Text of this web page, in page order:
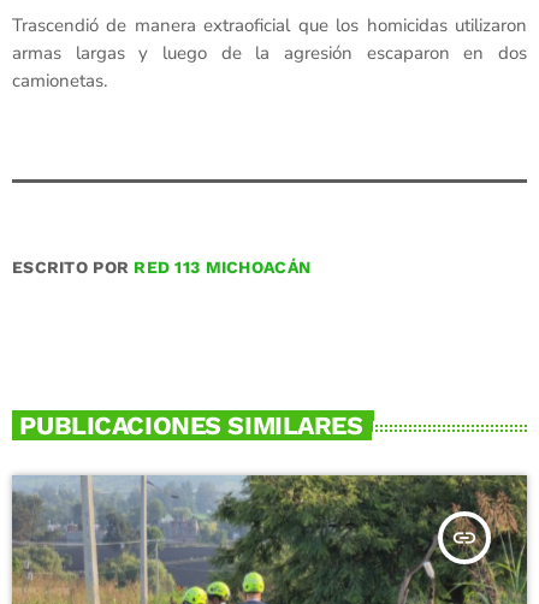
Trascendió de manera extraoficial que los homicidas utilizaron
armas largas y luego de la agresión escaparon en dos
camionetas.
ESCRITO POR RED 113 MICHOACÁN
PUBLICACIONES SIMILARES
insert_link